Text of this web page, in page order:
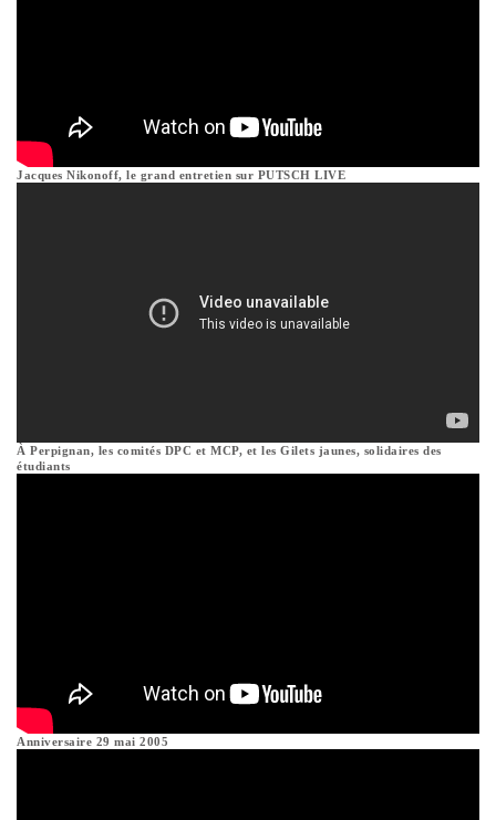
Jacques Nikonoff, le grand entretien sur PUTSCH LIVE
À Perpignan, les comités DPC et MCP, et les Gilets jaunes, solidaires des
étudiants
Anniversaire 29 mai 2005